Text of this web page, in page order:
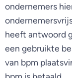
ondernemers
heeft antwoord
een gebruikte
van bpm